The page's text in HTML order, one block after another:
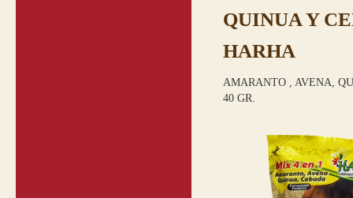
QUINUA Y
HARHA
AMARANTO , AVENA,
40 GR.